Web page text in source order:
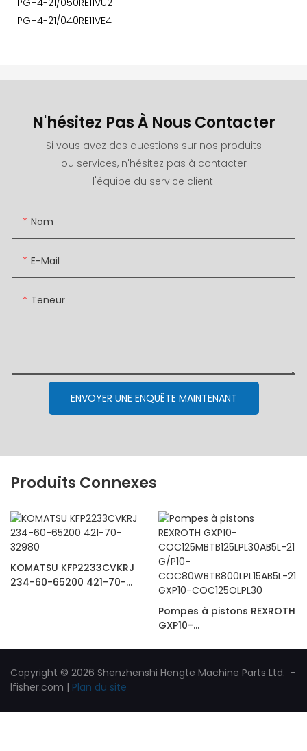
PGH4-21/040RE11VE4
N'hésitez Pas À Nous Contacter
Si vous avez des questions sur nos produits
ou services, n'hésitez pas à contacter
l'équipe du service client.
Nom
E-Mail
Teneur
ENVOYER UNE ENQUÊTE MAINTENANT
Produits Connexes
KOMATSU KFP2233CVKRJ
234-60-65200 421-70-
Pompes à pistons REXROTH
GXP10-
COC80WBTB800LPL15AB5L-
21 GXP10-COC125OLPL30
Copyright © 2026 Shenzhenshi Hengte Machine Parts Ltd. -
lfisher.com | Plan du site